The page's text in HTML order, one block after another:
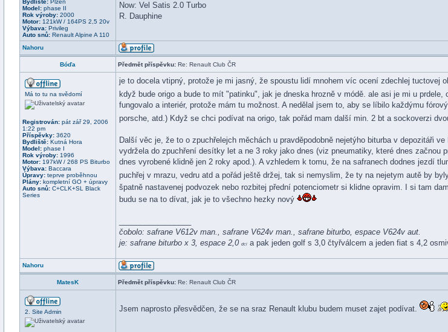
Bydliště: Plzeň
Model: phase II
Rok výroby: 2000
Motor: 121kW / 164PS 2,5 20v
Výbava: Privileg
Auto snů: Renault Alpine A 110
Now: Vel Satis 2.0 Turbo
R. Dauphine
Nahoru
Bóďa Předmět příspěvku: Re: Renault Club ČR
Má to tu na svědomí
Registrován: pát zář 29, 2006
1:22 pm
Příspěvky: 3620
Bydliště: Kutná Hora
Model: phase I
Rok výroby: 1996
Motor: 197kW / 268 PS Biturbo
Výbava: Baccara
Úpravy: teprve proběhnou
Plány: kompletní GO + úpravy
Auto snů: C+CLK+SL Black
Series
je to docela vtipný, protože je mi jasný, že spoustu lidí mnohem víc ocení zdechlej tuctovej
když bude origo a bude to mít "patinku", jak je dneska hrozně v módě. ale asi je mi u
fungovalo a interiér, protože mám tu možnost. A nedělal jsem to, aby se líbilo každýmu
porsche, atd.) Když se chci podívat na origo, tak pořád mam další min. 2 bt a sockoverzi
Další věc je, že to o zpuchřelejch měchách u pravděpodobně nejetýho biturba v depozitáři
vydržela do zpuchření desítky let a ne 3 roky jako dnes (viz pneumatiky, které dnes
dnes vyrobené klidně jen 2 roky apod.). A vzhledem k tomu, že na safranech dodnes
puchřej v mrazu, vedru atd a pořád ještě držej, tak si nemyslim, že ty na nejetym autě by
špatně nastavenej podvozek nebo rozbitej přední potenciometr si klidne opravim. I si tam
budu se na to dívat, jak je to všechno hezky nový
čobolo: safrane V612v man., safrane V624v man., safrane biturbo, espace V624v aut.
je: safrane biturbo x 3, espace 2,0 dci a pak jeden golf s 3,0 čtyřválcem a jeden fiat s 4,2
Nahoru
MatesK Předmět příspěvku: Re: Renault Club ČR
2. Site Admin Jsem naprosto přesvědčen, že se na sraz Renault klubu budem muset zajet podívat.